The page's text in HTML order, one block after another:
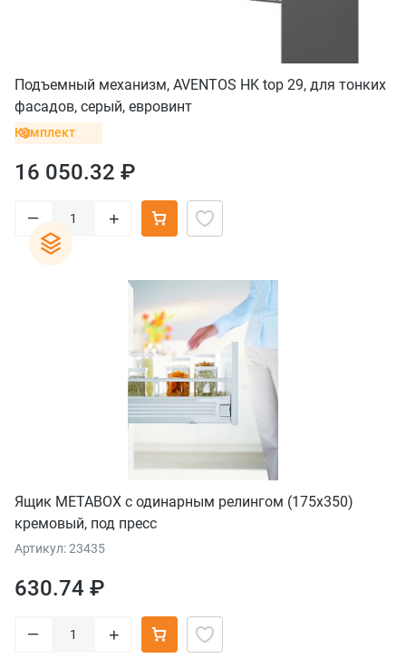
Подъемный механизм, AVENTOS HK top 29, для тонких
фасадов, серый, евровинт
Комплект
16 050.32 ₽
– +
Ящик METABOX с одинарным релингом (175х350)
кремовый, под пресс
Артикул: 23435
630.74 ₽
– +